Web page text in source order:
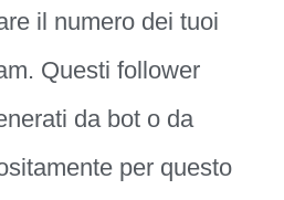
il numero dei tuoi
Questi follower
da bot o da
per questo